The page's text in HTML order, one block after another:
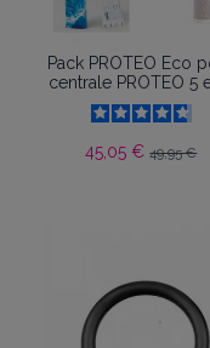
Pack PROTEO Eco
centrale PROTEO 5
45,05 €49,95 €